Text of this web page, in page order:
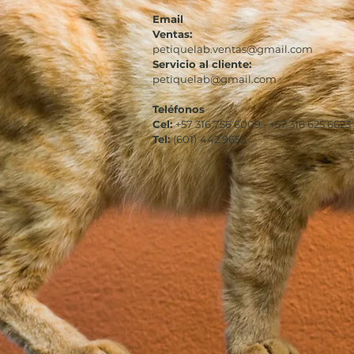
Email
Ventas:
petiquelab.ventas@gmail.com
Servicio al cliente:
petiquelab@gmail.com
Teléfonos
Cel:+57 316 756 6009 - +57 316 625 6623
Tel:(601) 442 9655